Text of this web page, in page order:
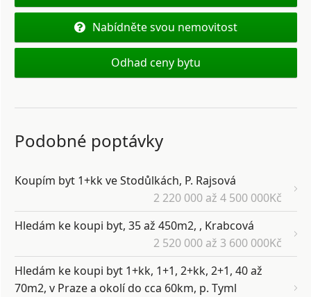
Nabídněte svou nemovitost
Odhad ceny bytu
Podobné poptávky
Koupím byt 1+kk ve Stodůlkách, P. Rajsová
2 220 000 až 4 500 000Kč
Hledám ke koupi byt, 35 až 450m2, , Krabcová
2 520 000 až 3 600 000Kč
Hledám ke koupi byt 1+kk, 1+1, 2+kk, 2+1, 40 až
70m2, v Praze a okolí do cca 60km, p. Tyml